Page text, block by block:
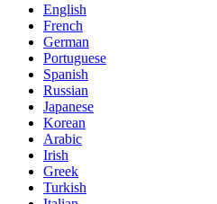
English
French
German
Portuguese
Spanish
Russian
Japanese
Korean
Arabic
Irish
Greek
Turkish